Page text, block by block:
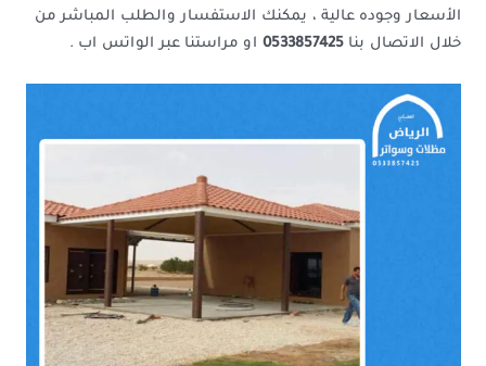
الأسعار وجوده عالية ، يمكنك الاستفسار والطلب المباشر من
خلال الاتصال بنا0533857425 او مراستنا عبر الواتس اب .